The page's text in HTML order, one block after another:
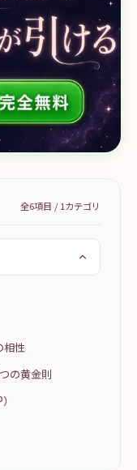
全6項目 / 1カテゴリ
相性
の黄金則